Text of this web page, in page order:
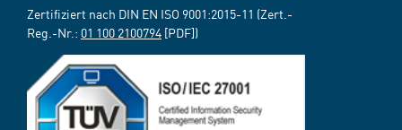
Zertifiziert nach DIN EN ISO 9001:2015-11 (Zert.-
Reg.-Nr.: 01 100 2100794 [PDF])